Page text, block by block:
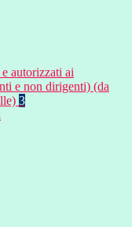
autorizzati ai
e non dirigenti) (da
3